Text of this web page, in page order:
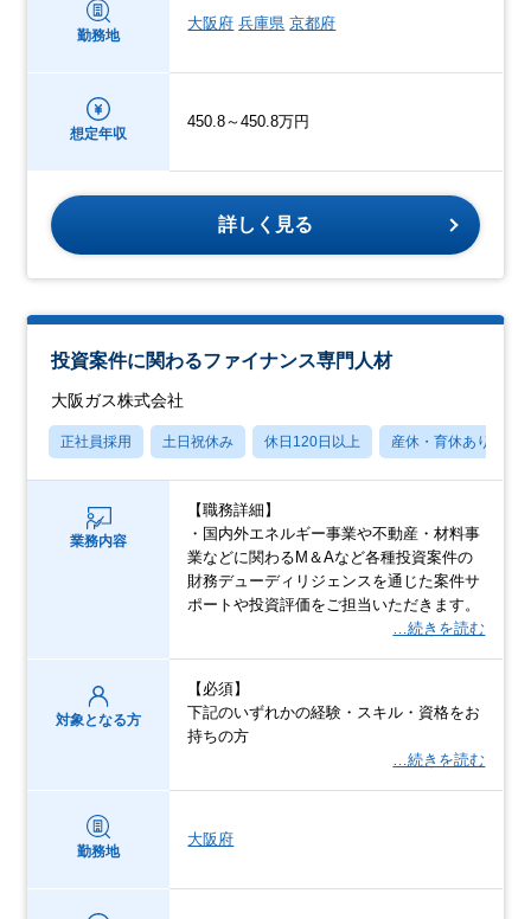
勤務地
大阪府 兵庫県 京都府
想定年収
450.8～450.8万円
詳しく見る
投資案件に関わるファイナンス専門人材
大阪ガス株式会社
正社員採用 土日祝休み 休日120日以上 産休・育休あり
業務内容
【職務詳細】
・国内外エネルギー事業や不動産・材料事
業などに関わるM＆Aなど各種投資案件の
財務デューディリジェンスを通じた案件サ
ポートや投資評価をご担当いただきます。
…続きを読む
対象となる方
【必須】
下記のいずれかの経験・スキル・資格をお
持ちの方
…続きを読む
勤務地
大阪府